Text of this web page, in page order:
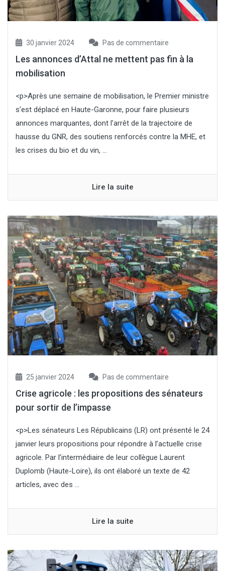
30 janvier 2024 Pas de commentaire
Les annonces d’Attal ne mettent pas fin à la
mobilisation
<p>Après une semaine de mobilisation, le Premier ministre
s’est déplacé en Haute-Garonne, pour faire plusieurs
annonces marquantes, dont l’arrêt de la trajectoire de
hausse du GNR, des soutiens renforcés contre la MHE, et
les crises du bio et du vin, ...
Lire la suite
25 janvier 2024 Pas de commentaire
Crise agricole : les propositions des sénateurs
pour sortir de l’impasse
<p>Les sénateurs Les Républicains (LR) ont présenté le 24
janvier leurs propositions pour répondre à l’actuelle crise
agricole. Par l’intermédiaire de leur collègue Laurent
Duplomb (Haute-Loire), ils ont élaboré un texte de 42
articles, avec des ...
Lire la suite